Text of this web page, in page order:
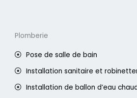
Plomberie
Pose de salle de bain
Installation sanitaire et
Installation de ballon d’eau